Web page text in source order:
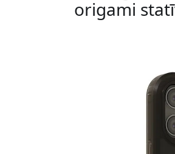
origami